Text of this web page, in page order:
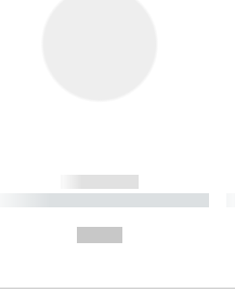
------------
----------- ----------- ----------